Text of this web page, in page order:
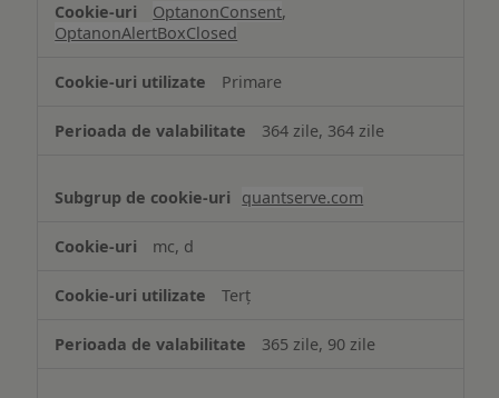
OptanonConsent,
OptanonAlertBoxClosed
Primare
364 zile, 364 zile
quantserve.com
mc, d
Terț
365 zile, 90 zile